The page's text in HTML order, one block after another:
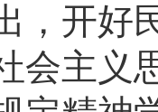
开好民
会主义